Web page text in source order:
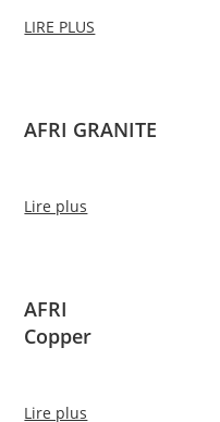
LIRE PLUS
AFRI GRANITE
Lire plus
AFRI
Copper
Lire plus